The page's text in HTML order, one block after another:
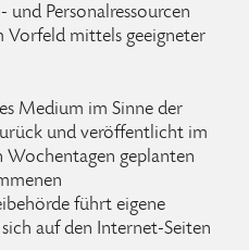
und Personalressourcen
Vorfeld mittels geeigneter
Medium im Sinne der
und veröffentlicht im
geplanten
führt eigene
auf den Internet-Seiten